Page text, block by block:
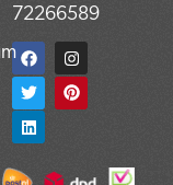
72266589
F
a
c
e
b
o
o
I
n
s
t
a
m
T
w
i
t
t
e
r
P
i
n
t
e
t
L
i
n
k
e
d
i